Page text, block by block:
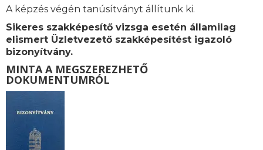
A képzés végén tanúsítványt állítunk ki.
Sikeres szakképesítő vizsga esetén államilag
elismert Üzletvezető szakképesítést igazoló
bizonyítvány.
MINTA A MEGSZEREZHETŐ
DOKUMENTUMRÓL